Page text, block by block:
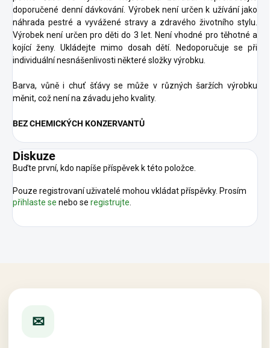
doporučené denní dávkování. Výrobek není určen k užívání jako
náhrada pestré a vyvážené stravy a zdravého životního stylu.
Výrobek není určen pro děti do 3 let. Není vhodné pro těhotné a
kojící ženy. Ukládejte mimo dosah dětí. Nedoporučuje se při
individuální nesnášenlivosti některé složky výrobku.
Barva, vůně i chuť šťávy se může v různých šaržích výrobku
měnit, což není na závadu jeho kvality.
BEZ CHEMICKÝCH KONZERVANTŮ
Diskuze
Buďte první, kdo napíše příspěvek k této položce.
Pouze registrovaní uživatelé mohou vkládat příspěvky. Prosím
přihlaste se nebo se registrujte
✉